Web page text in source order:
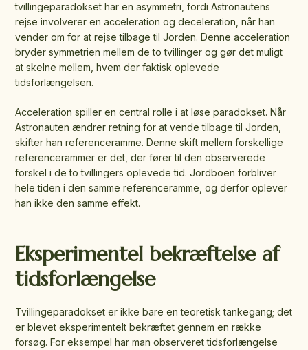
tvillingeparadokset har en asymmetri, fordi Astronautens
rejse involverer en acceleration og deceleration, når han
vender om for at rejse tilbage til Jorden. Denne acceleration
bryder symmetrien mellem de to tvillinger og gør det muligt
at skelne mellem, hvem der faktisk oplevede
tidsforlængelsen.
Acceleration spiller en central rolle i at løse paradokset. Når
Astronauten ændrer retning for at vende tilbage til Jorden,
skifter han referenceramme. Denne skift mellem forskellige
referencerammer er det, der fører til den observerede
forskel i de to tvillingers oplevede tid. Jordboen forbliver
hele tiden i den samme referenceramme, og derfor oplever
han ikke den samme effekt.
Eksperimentel bekræftelse af
tidsforlængelse
Tvillingeparadokset er ikke bare en teoretisk tankegang; det
er blevet eksperimentelt bekræftet gennem en række
forsøg. For eksempel har man observeret tidsforlængelse